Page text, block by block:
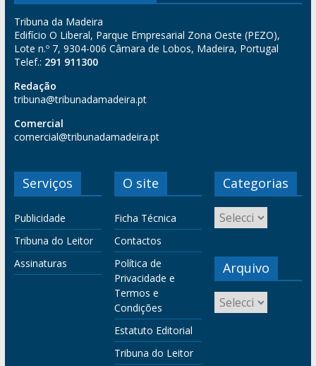
Tribuna da Madeira
Edifício O Liberal, Parque Empresarial Zona Oeste (PEZO),
Lote n.º 7, 9304-006 Câmara de Lobos, Madeira, Portugal
Telef.: 291 911300
Redação
tribuna@tribunadamadeira.pt
Comercial
comercial@tribunadamadeira.pt
Serviços
Publicidade
Tribuna do Leitor
Assinaturas
O site
Ficha Técnica
Contactos
Política de
Privacidade e
Termos e
Condições
Estatuto Editorial
Tribuna do Leitor
Categorias
Arquivo